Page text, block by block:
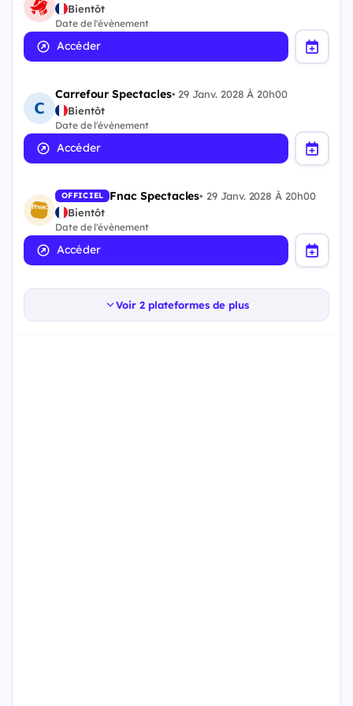
Bientôt
Date de l'évènement
Accéder
Carrefour Spectacles• 29 Janv. 2028 À 20h00
Bientôt
Date de l'évènement
Accéder
OFFICIEL Fnac Spectacles• 29 Janv. 2028 À 20h00
Bientôt
Date de l'évènement
Accéder
Voir 2 plateformes de plus